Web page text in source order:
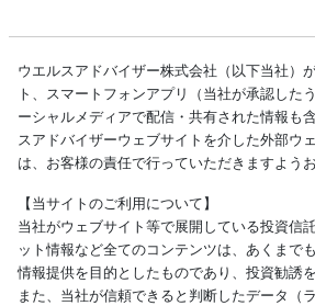
ウエルスアドバイザー株式会社（以下当社）
ト、スマートフォンアプリ（当社が承認した
ーシャルメディアで配信・共有された情報も
スアドバイザーウェブサイトを介した外部ウ
は、お客様の責任で行っていただきますよう
【当サイトのご利用について】
当社がウェブサイト等で展開している投資信
ット情報など全てのコンテンツは、あくまで
情報提供を目的としたものであり、投資勧誘
また、当社が信頼できると判断したデータ（